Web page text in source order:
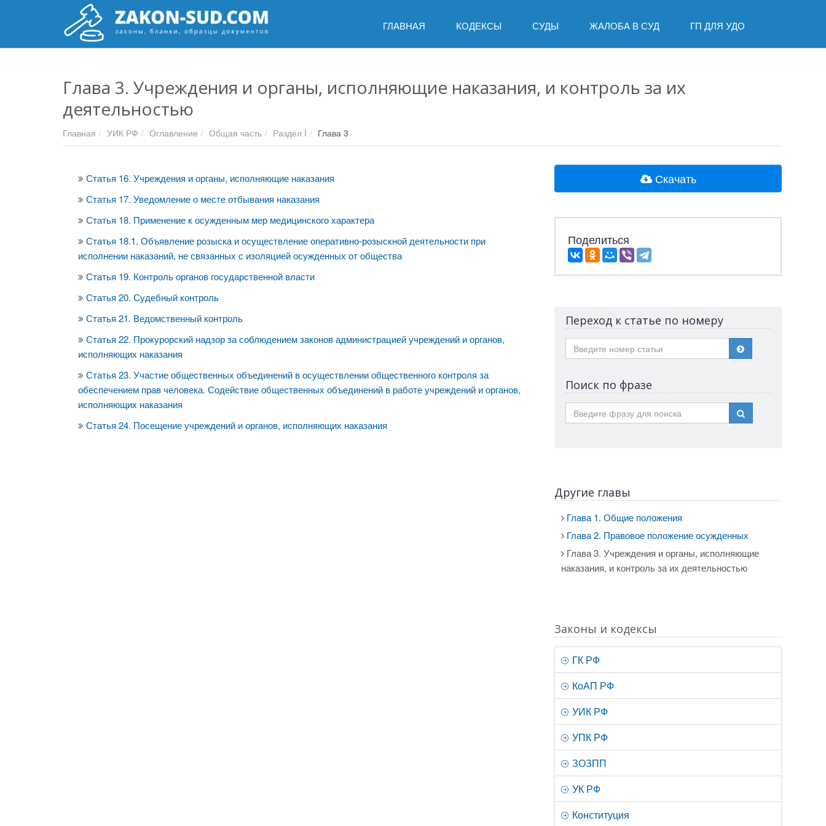
ГЛАВНАЯ КОДЕКСЫ СУДЫ ЖАЛОБА В СУД ГП ДЛЯ УДО
Глава 3. Учреждения и органы, исполняющие наказания, и контроль за их
деятельностью
Главная УИК РФ Оглавление Общая часть Раздел I Глава 3
Статья 16. Учреждения и органы, исполняющие наказания
Статья 17. Уведомление о месте отбывания наказания
Статья 18. Применение к осужденным мер медицинского характера
Статья 18.1. Объявление розыска и осуществление оперативно-розыскной деятельности при
исполнении наказаний, не связанных с изоляцией осужденных от общества
Статья 19. Контроль органов государственной власти
Статья 20. Судебный контроль
Статья 21. Ведомственный контроль
Статья 22. Прокурорский надзор за соблюдением законов администрацией учреждений и органов,
исполняющих наказания
Статья 23. Участие общественных объединений в осуществлении общественного контроля за
обеспечением прав человека. Содействие общественных объединений в работе учреждений и органов,
исполняющих наказания
Статья 24. Посещение учреждений и органов, исполняющих наказания
Скачать
Поделиться
Переход к статье по номеру
Поиск по фразе
Другие главы
Глава 1. Общие положения
Глава 2. Правовое положение осужденных
Глава 3. Учреждения и органы, исполняющие
наказания, и контроль за их деятельностью
Законы и кодексы
ГК РФ
КоАП РФ
УИК РФ
УПК РФ
ЗОЗПП
УК РФ
Конституция